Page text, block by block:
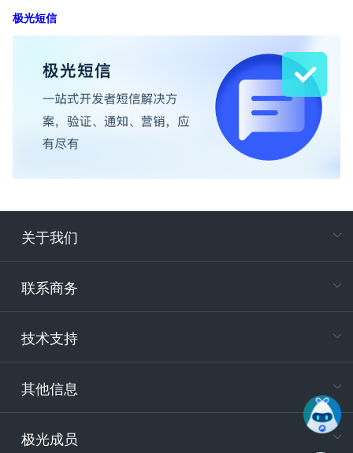
极光短信
关于我们
联系商务
技术支持
其他信息
极光成员
电
400-
技